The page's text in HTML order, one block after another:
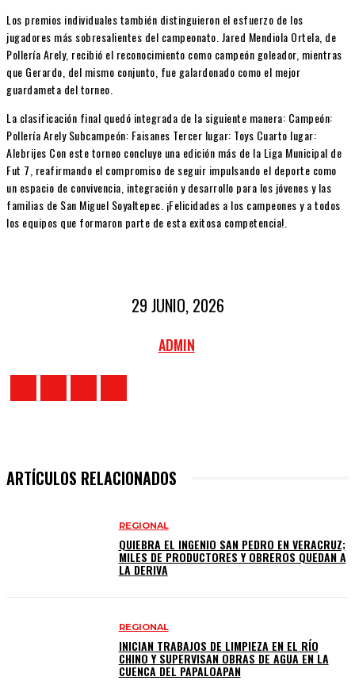
Los premios individuales también distinguieron el esfuerzo de los
jugadores más sobresalientes del campeonato. Jared Mendiola Ortela, de
Pollería Arely, recibió el reconocimiento como campeón goleador, mientras
que Gerardo, del mismo conjunto, fue galardonado como el mejor
guardameta del torneo.
La clasificación final quedó integrada de la siguiente manera: Campeón:
Pollería Arely Subcampeón: Faisanes Tercer lugar: Toys Cuarto lugar:
Alebrijes Con este torneo concluye una edición más de la Liga Municipal de
Fut 7, reafirmando el compromiso de seguir impulsando el deporte como
un espacio de convivencia, integración y desarrollo para los jóvenes y las
familias de San Miguel Soyaltepec. ¡Felicidades a los campeones y a todos
los equipos que formaron parte de esta exitosa competencia!.
29 JUNIO, 2026
ADMIN
ARTÍCULOS RELACIONADOS
REGIONAL
QUIEBRA EL INGENIO SAN PEDRO EN VERACRUZ;
MILES DE PRODUCTORES Y OBREROS QUEDAN A
LA DERIVA
REGIONAL
INICIAN TRABAJOS DE LIMPIEZA EN EL RÍO
CHINO Y SUPERVISAN OBRAS DE AGUA EN LA
CUENCA DEL PAPALOAPAN